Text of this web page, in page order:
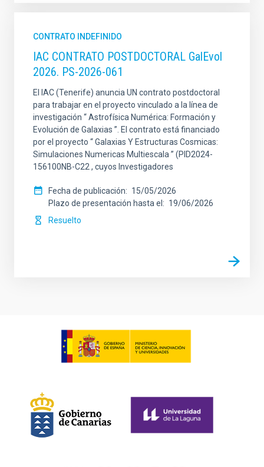
CONTRATO INDEFINIDO
IAC CONTRATO POSTDOCTORAL GalEvol
2026. PS-2026-061
El IAC (Tenerife) anuncia UN contrato postdoctoral
para trabajar en el proyecto vinculado a la línea de
investigación “ Astrofísica Numérica: Formación y
Evolución de Galaxias ”. El contrato está financiado
por el proyecto “ Galaxias Y Estructuras Cosmicas:
Simulaciones Numericas Multiescala ” (PID2024-
156100NB-C22 , cuyos Investigadores
Fecha de publicación
15/05/2026
Plazo de presentación hasta el
19/06/2026
Resuelto